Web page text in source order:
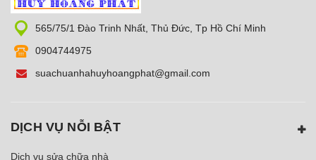
565/75/1 Đào Trinh Nhất, Thủ Đức, Tp Hồ Chí Minh
0904744975
suachuanhahuyhoangphat@gmail.com
DỊCH VỤ NỖI BẬT
Dịch vụ sửa chữa nhà